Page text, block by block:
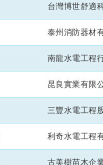
台灣博世舒適
泰州消防器材
南龍水電工程
昆良實業有限
三豐水電工程
利奇水電工程
古美樹苗木企